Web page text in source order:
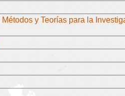
y Teorías para la